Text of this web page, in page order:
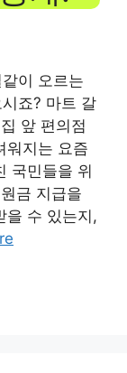
이 오르는
죠? 마트 갈
앞 편의점
워지는 요즘
국민들을 위
금 지급을
을 수 있는지,